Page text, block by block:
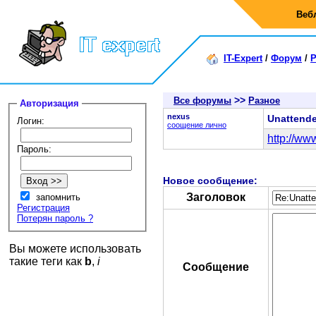
IT-Expert/ Форум /
Авторизация
Логин:
Пароль:
запомнить
Регистрация
Потерян пароль ?
Вы можете использовать
такие теги как b, i
Все форумы >> Разное
nexus
соощение лично
http://
Новое сообщение:
Заголовок
Сообщение